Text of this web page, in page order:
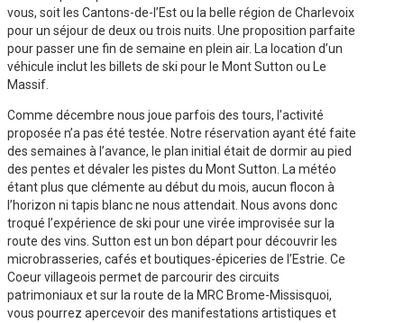
vous, soit les Cantons-de-l’Est ou la belle région de Charlevoix
pour un séjour de deux ou trois nuits. Une proposition parfaite
pour passer une fin de semaine en plein air. La location d’un
véhicule inclut les billets de ski pour le Mont Sutton ou Le
Massif.
Comme décembre nous joue parfois des tours, l’activité
proposée n’a pas été testée. Notre réservation ayant été faite
des semaines à l’avance, le plan initial était de dormir au pied
des pentes et dévaler les pistes du Mont Sutton. La météo
étant plus que clémente au début du mois, aucun flocon à
l’horizon ni tapis blanc ne nous attendait. Nous avons donc
troqué l’expérience de ski pour une virée improvisée sur la
route des vins. Sutton est un bon départ pour découvrir les
microbrasseries, cafés et boutiques-épiceries de l’Estrie. Ce
Coeur villageois permet de parcourir des circuits
patrimoniaux et sur la route de la MRC Brome-Missisquoi,
vous pourrez apercevoir des manifestations artistiques et